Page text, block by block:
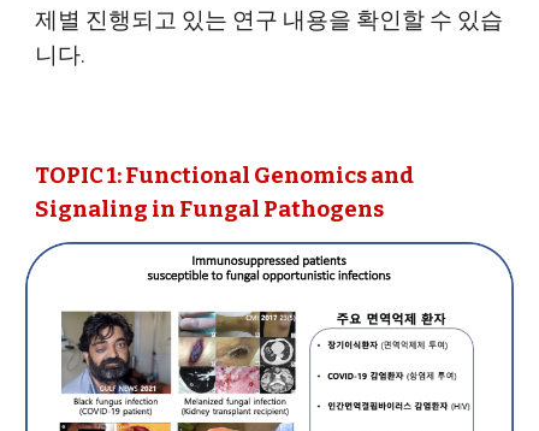
제별 진행되고 있는 연구 내용을 확인할 수 있습
니다.
TOPIC 1: Functional Genomics and
Signaling in Fungal Pathogens